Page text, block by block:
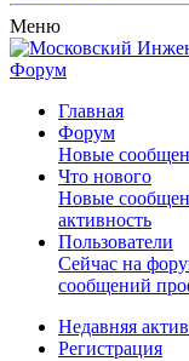
Меню
Главная
Форум
Новые
Что нового
Новые
активность
Пользователи
Сейчас на
сообщений
Недавняя
Регистрация